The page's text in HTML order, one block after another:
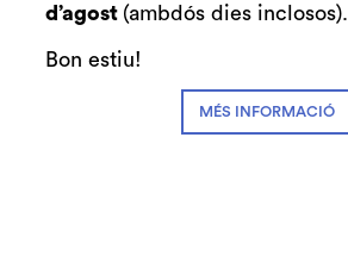
Teatre
Teatre Auditori - Sala Gran
d’agost (ambdós dies inclosos).
Bon estiu!
MÉS INFORMACIÓ